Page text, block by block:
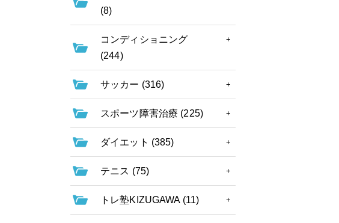
(8)
コンディショニング
(244)
サッカー (316)
スポーツ障害治療 (225)
ダイエット (385)
テニス (75)
トレ塾KIZUGAWA (11)